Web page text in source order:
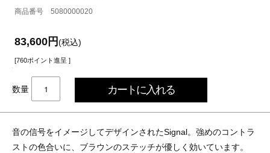
5080000020
83,600円(税込)
[760ポイント進呈 ]
数量
音の信号をイメージしてデザインされたSignal。強めのコントラ
ストの色合いに、ブラウンのステッチが優しく効いています。